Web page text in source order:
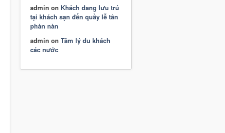
admin on Khách đang lưu trú
tại khách sạn đến quầy lễ tân
phàn nàn
admin on Tâm lý du khách
các nước